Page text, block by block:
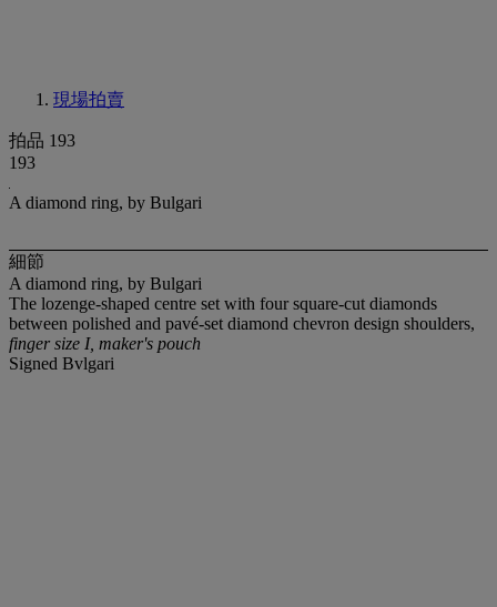
現場拍賣
拍品 193
193
A diamond ring, by Bulgari
細節
A diamond ring, by Bulgari
The lozenge-shaped centre set with four square-cut diamonds
between polished and pavé-set diamond chevron design shoulders,
finger size I, maker's pouch
Signed Bvlgari